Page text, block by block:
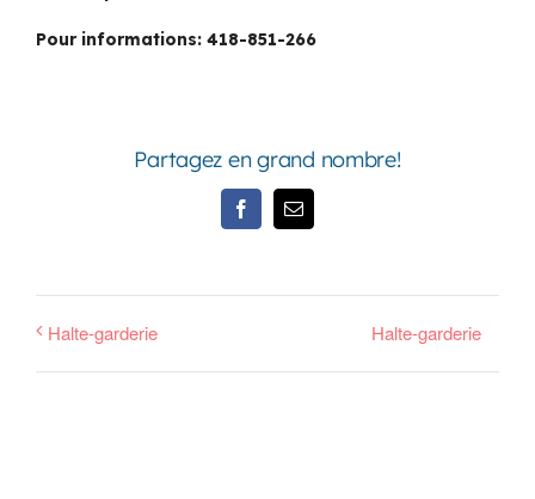
Pour informations: 418-851-266
Partagez en grand nombre!
FacebookEmail
Halte-garderie Halte-garderie